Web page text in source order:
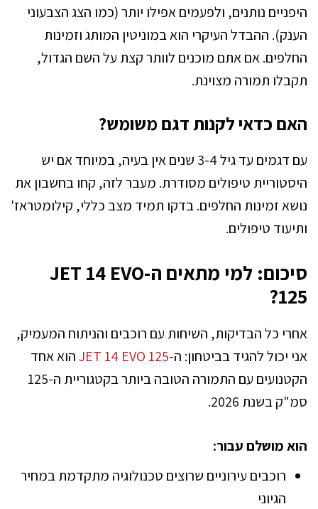
היפניים נותנים, ולפעמים אפילו יותר (כמו הצג הצבעוני
הענק). ההבדל העיקרי הוא במוניטין המותג וזמינות
החלפים. אם אתם מוכנים לוותר קצת על השם הגדול,
תקבלו תמורה מצוינת.
האם כדאי לקנות דגם משומש?
עם דגמים עד גיל 3-4 שנים אין בעיה, במיוחד אם יש
היסטוריית טיפולים מסודרת. מעבר לזה, קחו בחשבון את
נושא זמינות החלפים. בדקו תמיד מצב כללי, קילומטראז'
ותיעוד טיפולים.
סיכום: למי מתאים ה-JET 14 EVO
125?
אחרי כל הבדיקות, השיחות עם רוכבים והניתוח המעמיק,
אני יכול להגיד בביטחון: ה-JET 14 EVO 125הוא אחד
הקטנועים עם התמורה הטובה ביותר בקטגוריית ה-125
סמ"ק בשנת 2026.
הוא מושלם עבור:
רוכבים עירוניים שרוצים טכנולוגיה מתקדמת במחיר
הגיוני